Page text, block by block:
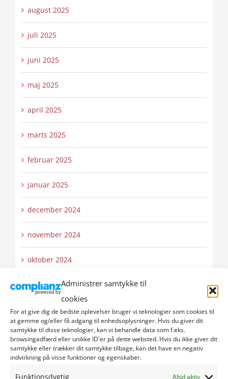
Administrer samtykke til
cookies
For at give dig de bedste oplevelser bruger vi teknologier som cookies til
at gemme og/eller få adgang til enhedsoplysninger. Hvis du giver dit
samtykke til disse teknologier, kan vi behandle data som f.eks.
browsingadfærd eller unikke ID'er på dette websted. Hvis du ikke giver dit
samtykke eller trækker dit samtykke tilbage, kan det have en negativ
indvirkning på visse funktioner og egenskaber.
Funktionsdygtig Altid aktiv
august 2025
juli 2025
juni 2025
maj 2025
april 2025
marts 2025
februar 2025
januar 2025
december 2024
november 2024
oktober 2024
september 2024
august 2024
juli 2024
juni 2024